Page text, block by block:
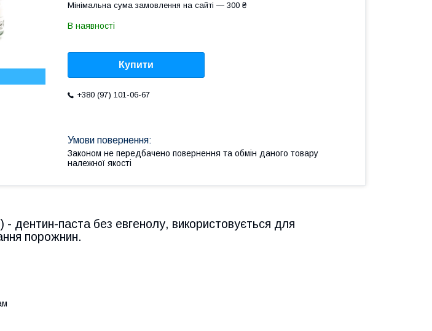
Мінімальна сума замовлення на сайті — 300 ₴
В наявності
Купити
+380 (97) 101-06-67
Законом не передбачено повернення та обмін даного товару
належної якості
дентин-паста без евгенолу, використовується для
порожнин.